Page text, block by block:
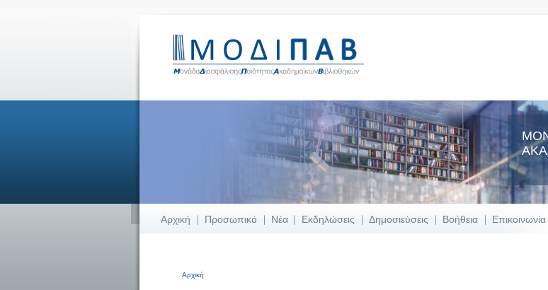
Αρχική Προσωπικό Νέα Εκδηλώσεις Δημοσιεύσεις Βοήθεια Επικοινωνία
Αρχική